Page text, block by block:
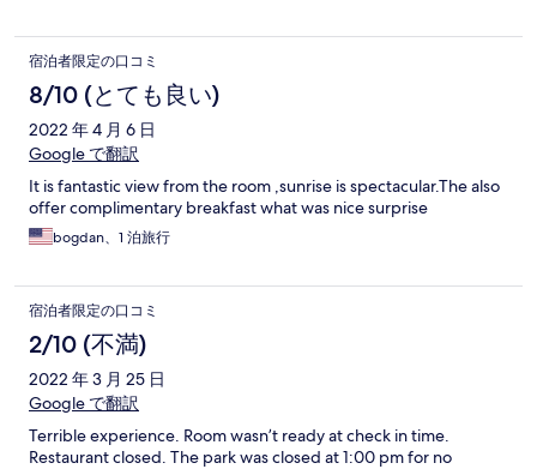
宿泊者限定の口コミ
8/10 (とても良い)
2022 年 4 月 6 日
Google で翻訳
It is fantastic view from the room ,sunrise is spectacular.The also
offer complimentary breakfast what was nice surprise
bogdan、1 泊旅行
宿泊者限定の口コミ
2/10 (不満)
2022 年 3 月 25 日
Google で翻訳
Terrible experience. Room wasn’t ready at check in time.
Restaurant closed. The park was closed at 1:00 pm for no